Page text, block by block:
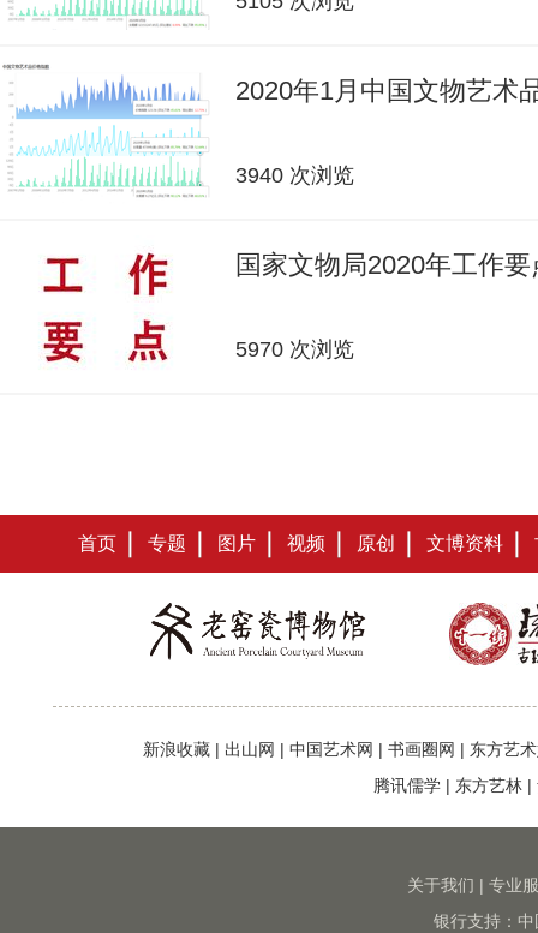
2020年1月中国文物艺术
3940 次浏览
国家文物局2020年工作要
5970 次浏览
首页 专题 图片 视频 原创 文博资料
新浪收藏 | 出山网 | 中国艺术网 | 书画圈网 | 东方艺
腾讯儒学 | 东方艺林 |
关于我们 | 专业
银行支持：